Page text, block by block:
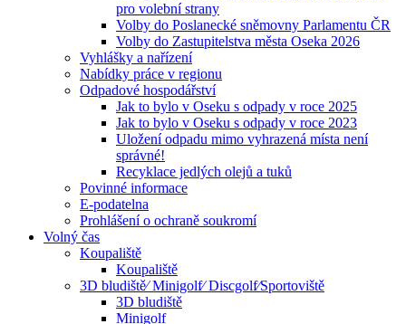
pro volební strany
Volby do Poslanecké sněmovny Parlamentu ČR
Volby do Zastupitelstva města Oseka 2026
Vyhlášky a nařízení
Nabídky práce v regionu
Odpadové hospodářství
Jak to bylo v Oseku s odpady v roce 2025
Jak to bylo v Oseku s odpady v roce 2023
Uložení odpadu mimo vyhrazená místa není
správné!
Recyklace jedlých olejů a tuků
Povinné informace
E-podatelna
Prohlášení o ochraně soukromí
Volný čas
Koupaliště
Koupaliště
3D bludiště⁄ Minigolf⁄ Discgolf⁄Sportoviště
3D bludiště
Minigolf